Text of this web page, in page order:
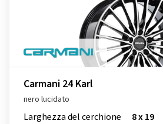
Carmani 24 Karl
nero lucidato
Larghezza del cerchione
8 x 19